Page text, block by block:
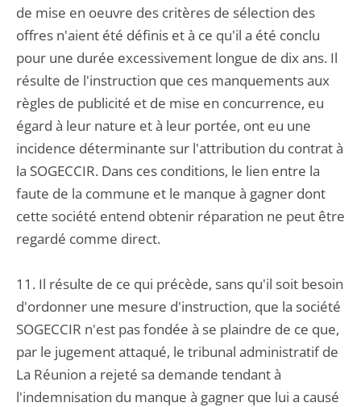
de mise en oeuvre des critères de sélection des
offres n'aient été définis et à ce qu'il a été conclu
pour une durée excessivement longue de dix ans. Il
résulte de l'instruction que ces manquements aux
règles de publicité et de mise en concurrence, eu
égard à leur nature et à leur portée, ont eu une
incidence déterminante sur l'attribution du contrat à
la SOGECCIR. Dans ces conditions, le lien entre la
faute de la commune et le manque à gagner dont
cette société entend obtenir réparation ne peut être
regardé comme direct.
11. Il résulte de ce qui précède, sans qu'il soit besoin
d'ordonner une mesure d'instruction, que la société
SOGECCIR n'est pas fondée à se plaindre de ce que,
par le jugement attaqué, le tribunal administratif de
La Réunion a rejeté sa demande tendant à
l'indemnisation du manque à gagner que lui a causé